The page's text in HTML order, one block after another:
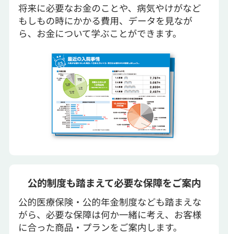
将来に必要なお金のことや、病気やけがなど
もしもの時にかかる費用、データを見なが
ら、お金について学ぶことができます。
公的医療保険・公的年金制度なども踏まえな
がら、必要な保障は何か一緒に考え、お客様
に合った商品・プランをご案内します。
公的制度も踏まえて必要な保障をご案内